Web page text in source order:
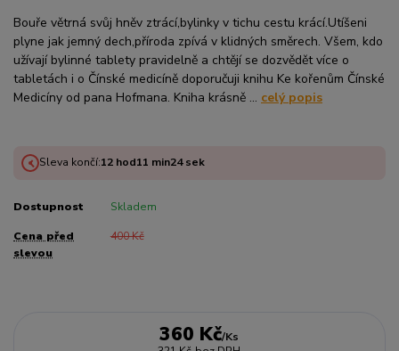
Bouře větrná svůj hněv ztrácí,bylinky v tichu cestu krácí.Utíšeni
plyne jak jemný dech,příroda zpívá v klidných směrech. Všem, kdo
užívají bylinné tablety pravidelně a chtějí se dozvědět více o
tabletách i o Čínské medicíně doporučuji knihu Ke kořenům Čínské
Medicíny od pana Hofmana. Kniha krásně ... celý popis
Sleva končí:12hod11 min24sek
Dostupnost Skladem
Cena před
slevou
400 Kč
360 Kč/Ks